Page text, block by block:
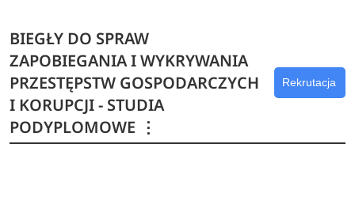
wewnętrznego, poznanie skutecznych metod kontrolowania
tych zmian.
Dowiedz się więcej
BIEGŁY DO SPRAW
ZAPOBIEGANIA I WYKRYWANIA
PRZESTĘPSTW GOSPODARCZYCH
I KORUPCJI - STUDIA
PODYPLOMOWE ⋮
Rekrutacja